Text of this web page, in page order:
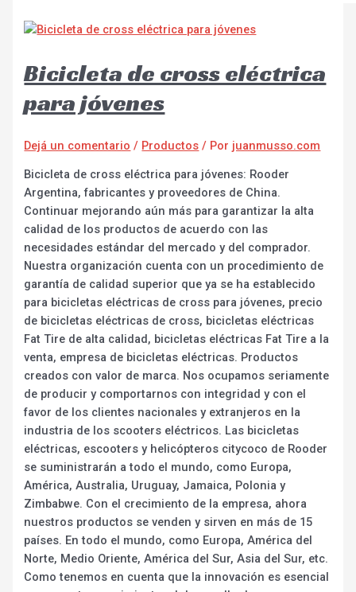
Bicicleta de cross eléctrica
para jóvenes
Dejá un comentario / Productos / Por juanmusso.com
Bicicleta de cross eléctrica para jóvenes: Rooder
Argentina, fabricantes y proveedores de China.
Continuar mejorando aún más para garantizar la alta
calidad de los productos de acuerdo con las
necesidades estándar del mercado y del comprador.
Nuestra organización cuenta con un procedimiento de
garantía de calidad superior que ya se ha establecido
para bicicletas eléctricas de cross para jóvenes, precio
de bicicletas eléctricas de cross, bicicletas eléctricas
Fat Tire de alta calidad, bicicletas eléctricas Fat Tire a la
venta, empresa de bicicletas eléctricas. Productos
creados con valor de marca. Nos ocupamos seriamente
de producir y comportarnos con integridad y con el
favor de los clientes nacionales y extranjeros en la
industria de los scooters eléctricos. Las bicicletas
eléctricas, escooters y helicópteros citycoco de Rooder
se suministrarán a todo el mundo, como Europa,
América, Australia, Uruguay, Jamaica, Polonia y
Zimbabwe. Con el crecimiento de la empresa, ahora
nuestros productos se venden y sirven en más de 15
países. En todo el mundo, como Europa, América del
Norte, Medio Oriente, América del Sur, Asia del Sur, etc.
Como tenemos en cuenta que la innovación es esencial